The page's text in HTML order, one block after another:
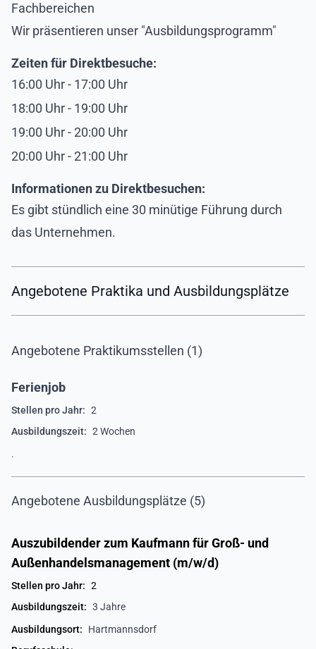
Fachbereichen
Wir präsentieren unser "Ausbildungsprogramm"
Zeiten für Direktbesuche:
16:00 Uhr - 17:00 Uhr
18:00 Uhr - 19:00 Uhr
19:00 Uhr - 20:00 Uhr
20:00 Uhr - 21:00 Uhr
Informationen zu Direktbesuchen:
Es gibt stündlich eine 30 minütige Führung durch
das Unternehmen.
Angebotene Praktika und Ausbildungsplätze
Angebotene Praktikumsstellen (1)
Ferienjob
Stellen pro Jahr: 2
Ausbildungszeit: 2 Wochen
.
Angebotene Ausbildungsplätze (5)
Auszubildender zum Kaufmann für Groß- und
Außenhandelsmanagement (m/w/d)
Stellen pro Jahr: 2
Ausbildungszeit: 3 Jahre
Ausbildungsort:
Hartmannsdorf